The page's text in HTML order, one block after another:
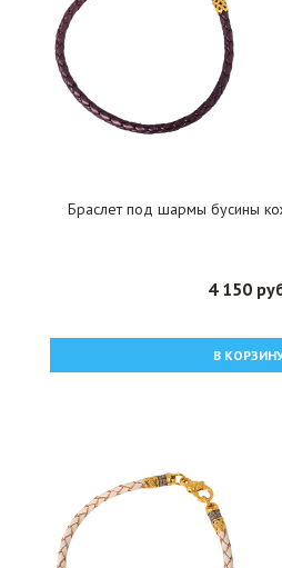
Браслет под шармы бусины
4 150
В